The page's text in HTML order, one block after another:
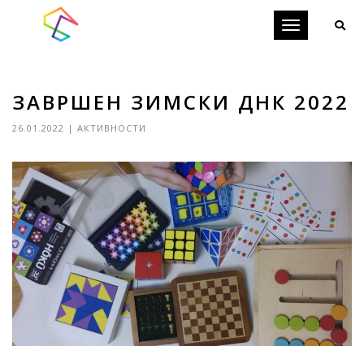
Toggle
ЗАВРШЕН ЗИМСКИ ДНК 2022
26.01.2022 | АКТИВНОСТИ